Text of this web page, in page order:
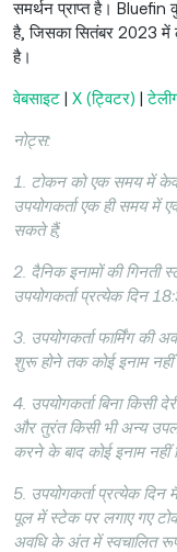
समर्थन प्राप्त है। Bluefin
है, जिसका सितंबर 2023
है।
वेबसाइट | X (ट्विटर) |
नोट्स:
1. टोकन को एक समय में
उपयोगकर्ता एक ही समय
सकते हैं;
2. दैनिक इनामों की गिनती
उपयोगकर्ता प्रत्येक दिन
3. उपयोगकर्ता फार्मिंग की
शुरू होने तक कोई इनाम नहीं
4. उपयोगकर्ता बिना
और तुरंत किसी भी अन्य
करने के बाद कोई इनाम नहीं
5. उपयोगकर्ता प्रत्येक
पूल में स्टेक पर लगाए गए
अवधि के अंत में स्वचालित